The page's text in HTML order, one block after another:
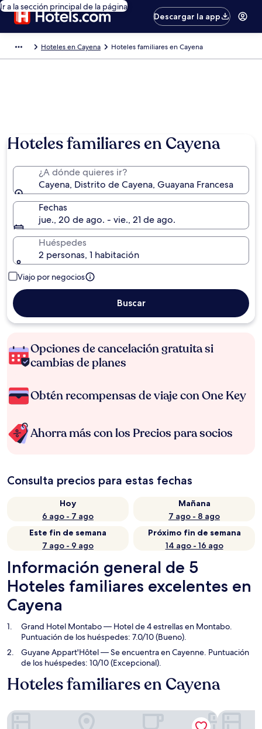
Ir a la sección principal de la página
Descargar la app
Hoteles en Cayena Hoteles familiares en Cayena
Hoteles familiares en Cayena
¿A dónde quieres ir?
Cayena, Distrito de Cayena, Guayana Francesa
Fechas
jue., 20 de ago. - vie., 21 de ago.
Huéspedes
2 personas, 1 habitación
Viajo por negocios
Buscar
Opciones de cancelación gratuita si
cambias de planes
Obtén recompensas de viaje con One Key
Ahorra más con los Precios para socios
Consulta precios para estas fechas
Hoy
6 ago - 7 ago
Mañana
7 ago - 8 ago
Este fin de semana
7 ago - 9 ago
Próximo fin de semana
14 ago - 16 ago
Información general de 5
Hoteles familiares excelentes en
Cayena
Grand Hotel Montabo— Hotel de 4 estrellas en Montabo.
Puntuación de los huéspedes: 7.0/10 (Bueno).
Guyane Appart'Hôtel— Se encuentra en Cayenne. Puntuación
de los huéspedes: 10/10 (Excepcional).
Hoteles familiares en Cayena
Grand Hotel Montabo Guyane